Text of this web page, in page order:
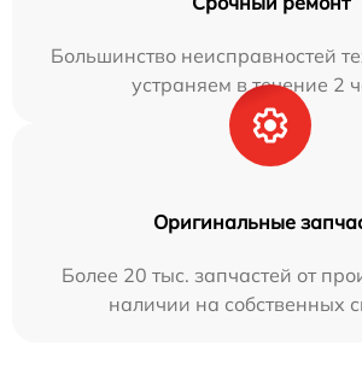
Большинство неисправностей
устраняем в течение 2
Оригинальные
Более 20 тыс. запчастей от
наличии на собственных